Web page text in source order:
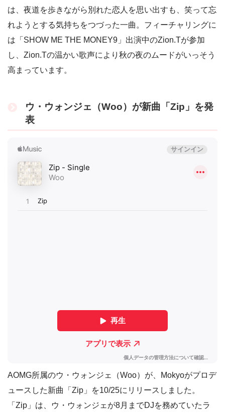
は、夜道を歩きながら別れた恋人を思い出すも、笑って忘
れようとする気持ちをつづった一曲。フィーチャリングに
は「SHOW ME THE MONEY9」出演中のZion.Tが参加
し、Zion.Tの温かい歌声により秋の夜のムードがいっそう
高まっています。
ウ・ウォンジェ（Woo）が新曲「Zip」を発
表
AOMG所属のウ・ウォンジェ（Woo）が、Mokyoがプロデ
ュースした新曲「Zip」を10/25にリリースしました。
「Zip」は、ウ・ウォンジェが8月までDJを務めていたラ